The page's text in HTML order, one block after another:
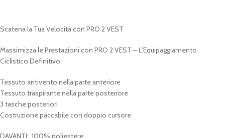
Scatena la Tua Velocità con PRO 2 VEST
Massimizza le Prestazioni con PRO 2 VEST – L’Equipaggiamento
Ciclistico Definitivo
Tessuto antivento nella parte anteriore
Tessuto traspirante nella parte posteriore
3 tasche posteriori
Costruzione paccabile con doppio cursore
DAVANTI: 100% poliestere